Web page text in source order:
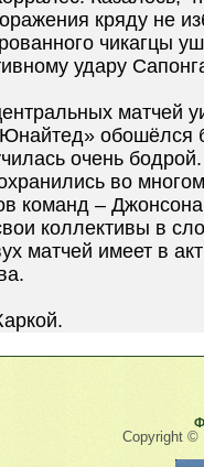
кряду не
чикагцы
удару
матчей
обошёлся
очень
во
команд –
коллективы в
матчей имеет в
Copyright ©